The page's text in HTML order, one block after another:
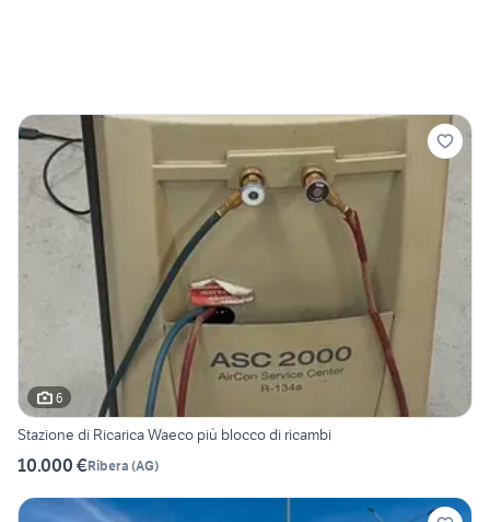
6
Stazione di Ricarica Waeco più blocco di ricambi
10.000 €Ribera (AG)